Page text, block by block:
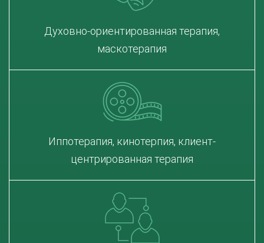
Духовно-ориентированная терапия,
маскотерапия
Иппотерапия, кинотерпия, клиент-
центрированная терапия